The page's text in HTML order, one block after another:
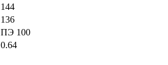
144
136
ПЭ 100
0.64